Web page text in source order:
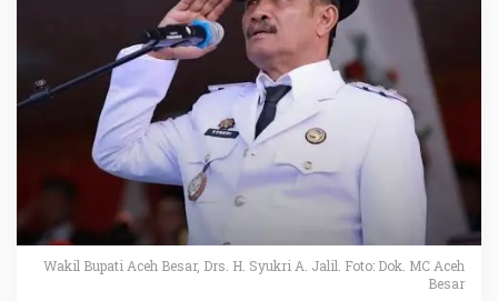
Wakil Bupati Aceh Besar, Drs. H. Syukri A. Jalil. Foto: Dok. MC Aceh
Besar